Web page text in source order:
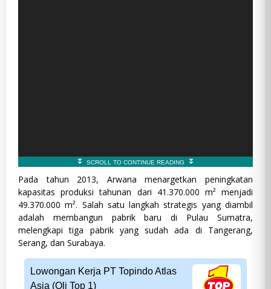
Pada tahun 2013, Arwana menargetkan peningkatan
kapasitas produksi tahunan dari 41.370.000 m² menjadi
49.370.000 m². Salah satu langkah strategis yang diambil
adalah membangun pabrik baru di Pulau Sumatra,
melengkapi tiga pabrik yang sudah ada di Tangerang,
Serang, dan Surabaya.
Lowongan Kerja PT Topindo Atlas
Asia (Oli Top 1)